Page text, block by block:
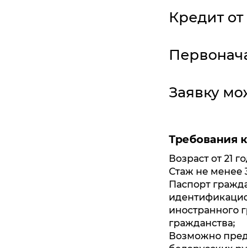
Кредит
Заявку
Требования
Возраст от 21
Стаж не менее
Паспорт
иностранного
гражданства;
Возможно